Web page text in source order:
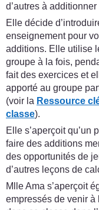
d’autres à
Elle décide
enseignement pour
additions. Elle utilise
groupe à la fois,
fait des exercices et
apporté au groupe
(voir la Ressource
classe).
Elle s’aperçoit qu’un
faire des additions
des opportunités de
d’autres leçons de
Mlle Ama s’aperçoit
empressés de venir à